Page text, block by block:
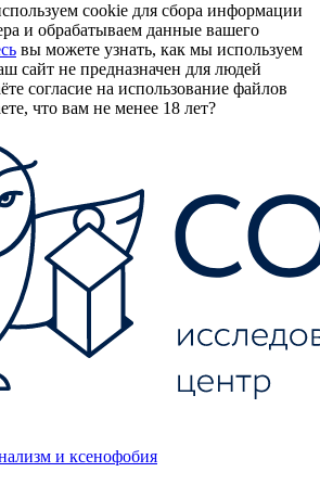
cookie для сбора информации
и обрабатываем данные вашего
вы можете узнать, как мы используем
сайт не предназначен для людей
согласие на использование файлов
что вам не менее 18 лет?
и ксенофобия